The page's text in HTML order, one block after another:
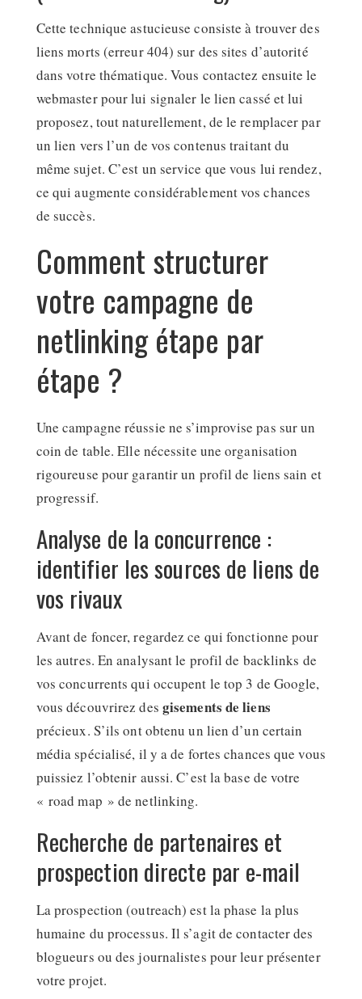
Cette technique astucieuse consiste à trouver des
liens morts (erreur 404) sur des sites d’autorité
dans votre thématique. Vous contactez ensuite le
webmaster pour lui signaler le lien cassé et lui
proposez, tout naturellement, de le remplacer par
un lien vers l’un de vos contenus traitant du
même sujet. C’est un service que vous lui rendez,
ce qui augmente considérablement vos chances
de succès.
Comment structurer
votre campagne de
netlinking étape par
étape ?
Une campagne réussie ne s’improvise pas sur un
coin de table. Elle nécessite une organisation
rigoureuse pour garantir un profil de liens sain et
progressif.
Analyse de la concurrence :
identifier les sources de liens de
vos rivaux
Avant de foncer, regardez ce qui fonctionne pour
les autres. En analysant le profil de backlinks de
vos concurrents qui occupent le top 3 de Google,
vous découvrirez des gisements de liens
précieux. S’ils ont obtenu un lien d’un certain
média spécialisé, il y a de fortes chances que vous
puissiez l’obtenir aussi. C’est la base de votre
« road map » de netlinking.
Recherche de partenaires et
prospection directe par e-mail
La prospection (outreach) est la phase la plus
humaine du processus. Il s’agit de contacter des
blogueurs ou des journalistes pour leur présenter
votre projet.